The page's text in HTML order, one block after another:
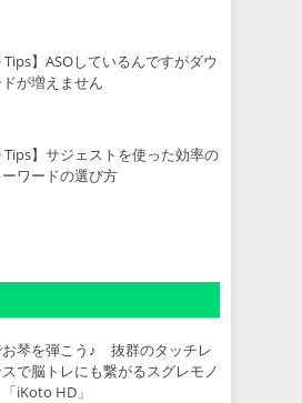
Tips】ASOしているんですがダウ
が増えません
Tips】サジェストを使った効率の
ワードの選び方
お琴を弾こう♪ 抜群のタッチレ
で脳トレにも繋がるスグレモノ
iKoto HD」